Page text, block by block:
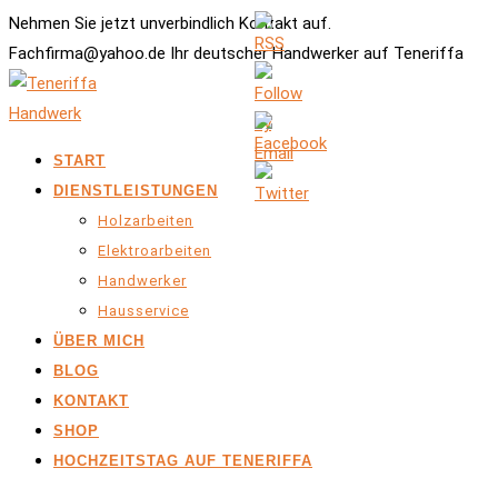
Nehmen Sie jetzt unverbindlich Kontakt auf.
Fachfirma@yahoo.de Ihr deutscher Handwerker auf Teneriffa
START
DIENSTLEISTUNGEN
Holzarbeiten
Elektroarbeiten
Handwerker
Hausservice
ÜBER MICH
BLOG
KONTAKT
SHOP
HOCHZEITSTAG AUF TENERIFFA